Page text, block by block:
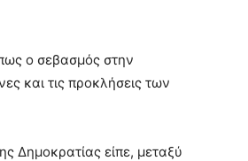
ο σεβασμός στην
και τις προκλήσεις των
Δημοκρατίας είπε, μεταξύ